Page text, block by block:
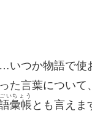
いつか物語で使
た言葉につい
彙帳
ごいちょう
とも言えま